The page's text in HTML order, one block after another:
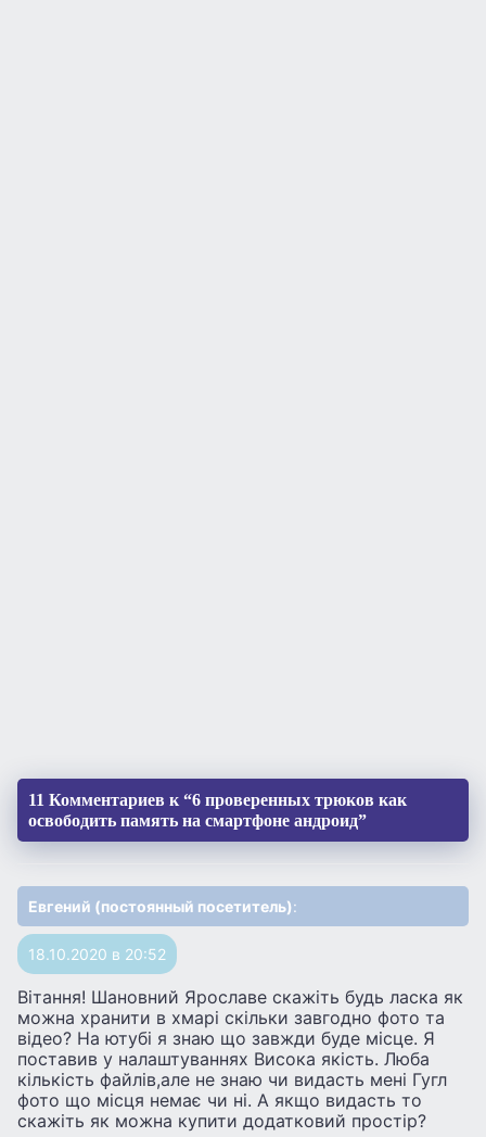
11 Комментариев к “6 проверенных трюков как
освободить память на смартфоне андроид”
Евгений (постоянный посетитель):
18.10.2020 в 20:52
Вiтання! Шановний Ярославе скажіть будь ласка як
можна хранити в хмарі скільки завгодно фото та
відео? На ютубі я знаю що завжди буде місце. Я
поставив у налаштуваннях Висока якість. Люба
кількість файлів,але не знаю чи видасть мені Гугл
фото що місця немає чи ні. А якщо видасть то
скажіть як можна купити додатковий простір?